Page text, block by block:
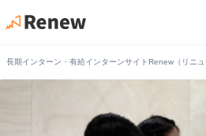
長期インターン・有給インターンサイトRenew（リニュ